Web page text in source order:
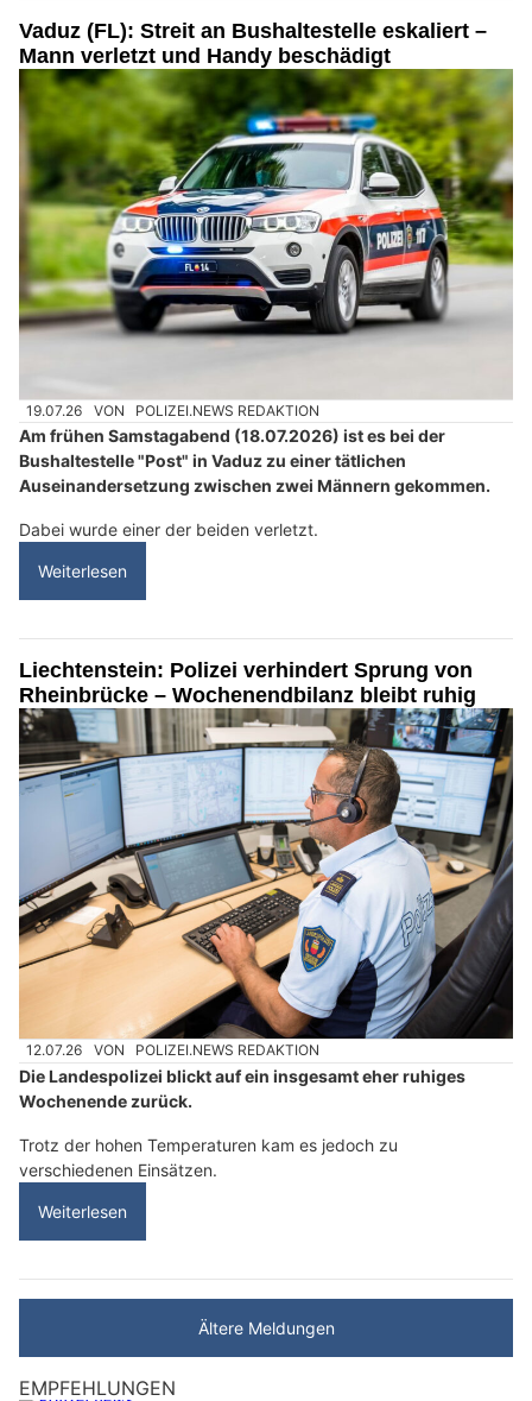
Vaduz (FL): Streit an Bushaltestelle eskaliert –
Mann verletzt und Handy beschädigt
19.07.26 VON POLIZEI.NEWS REDAKTION
Am frühen Samstagabend (18.07.2026) ist es bei der
Bushaltestelle "Post" in Vaduz zu einer tätlichen
Auseinandersetzung zwischen zwei Männern gekommen.
Dabei wurde einer der beiden verletzt.
Weiterlesen
Liechtenstein: Polizei verhindert Sprung von
Rheinbrücke – Wochenendbilanz bleibt ruhig
12.07.26 VON POLIZEI.NEWS REDAKTION
Die Landespolizei blickt auf ein insgesamt eher ruhiges
Wochenende zurück.
Trotz der hohen Temperaturen kam es jedoch zu
verschiedenen Einsätzen.
Weiterlesen
Ältere Meldungen
EMPFEHLUNGEN